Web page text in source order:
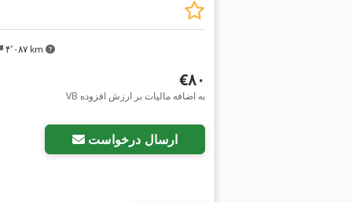
۴٬۰۸۷ km
‎€۸۰
VB به اضافه مالیات بر ارزش افزوده
ارسال درخواست